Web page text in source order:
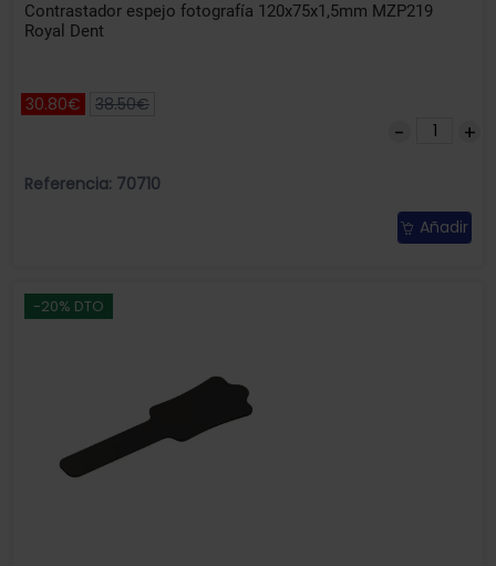
Contrastador espejo fotografía 120x75x1,5mm MZP219
Royal Dent
30.80€ 38.50€
Referencia: 70710
Añadir
-20% DTO